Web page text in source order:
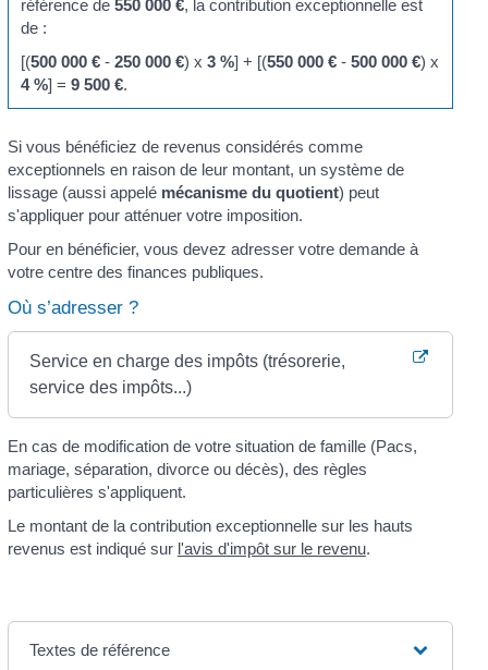
référence de550 000 €, la contribution exceptionnelle est
de :
[(500 000 € -250 000 €) x3 %] + [(550 000 € -500 000 €) x
4 %] =9 500 €.
Si vous bénéficiez de revenus considérés comme
exceptionnels en raison de leur montant, un système de
lissage (aussi appelé mécanisme du quotient) peut
s'appliquer pour atténuer votre imposition.
Pour en bénéficier, vous devez adresser votre demande à
votre centre des finances publiques.
Où s’adresser ?
Service en charge des impôts (trésorerie,
service des impôts...)
En cas de modification de votre situation de famille (Pacs,
mariage, séparation, divorce ou décès), des règles
particulières s'appliquent.
Le montant de la contribution exceptionnelle sur les hauts
revenus est indiqué sur l'avis d'impôt sur le revenu.
Textes de référence